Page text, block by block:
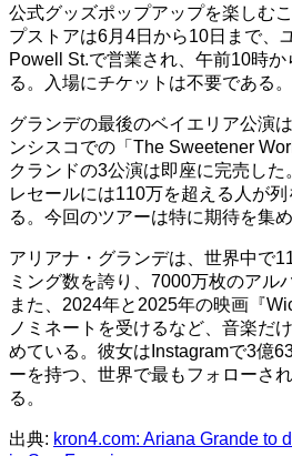
公式グッズポップアップを楽しむ
プストアは6月4日から10日まで、
Powell St.で営業され、午前10時
る。入場にチケットは不要である。
グランデの最後のベイエリア公演
ンシスコでの「The Sweetener
クランドの3公演は即座に完売し
レセールには110万を超える人が
る。今回のツアーは特に期待を集
アリアナ・グランデは、世界中で
ミング数を誇り、7000万枚のアル
また、2024年と2025年の映画『
ノミネートを受けるなど、音楽だ
めている。彼女はInstagramで3億
ーを持つ、世界で最もフォローさ
る。
出典: kron4.com: Ariana Grande to